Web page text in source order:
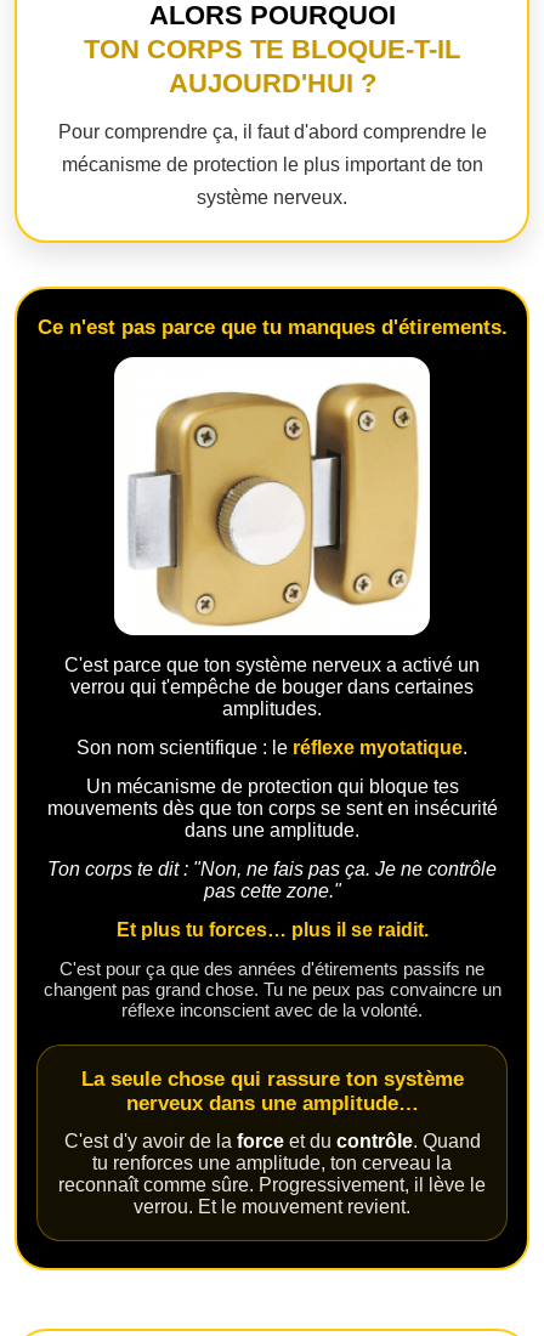
ALORS POURQUOI
TON CORPS TE BLOQUE-T-IL
AUJOURD'HUI ?
Pour comprendre ça, il faut d'abord comprendre le
mécanisme de protection le plus important de ton
système nerveux.
Ce n'est pas parce que tu manques d'étirements.
C'est parce que ton système nerveux a activé un
verrou qui t'empêche de bouger dans certaines
amplitudes.
Son nom scientifique : le réflexe myotatique.
Un mécanisme de protection qui bloque tes
mouvements dès que ton corps se sent en insécurité
dans une amplitude.
Ton corps te dit : "Non, ne fais pas ça. Je ne contrôle
pas cette zone."
Et plus tu forces… plus il se raidit.
C'est pour ça que des années d'étirements passifs ne
changent pas grand chose. Tu ne peux pas convaincre un
réflexe inconscient avec de la volonté.
La seule chose qui rassure ton système
nerveux dans une amplitude…
C'est d'y avoir de la forceet du contrôle. Quand
tu renforces une amplitude, ton cerveau la
reconnaît comme sûre. Progressivement, il lève le
verrou. Et le mouvement revient.